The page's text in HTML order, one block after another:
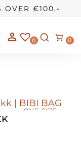
OVER €100,-
0 0
ONE-SIZE